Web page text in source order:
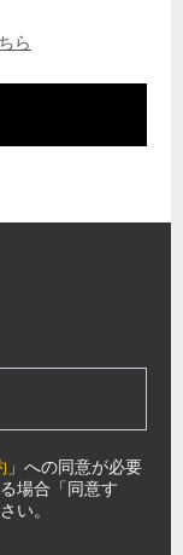
ら
」への同意が必要
場合「同意す
い。